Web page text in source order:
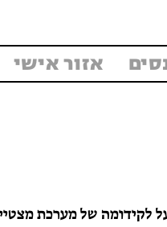
אזור אישי
לקידומה של מערכת